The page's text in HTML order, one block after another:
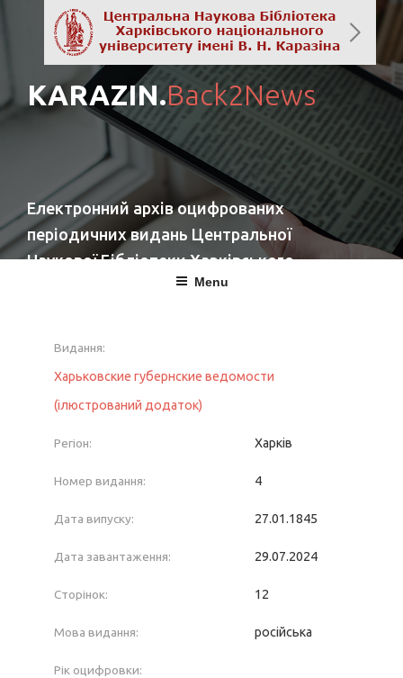
KARAZIN.Back2News
Електронний архів оцифрованих
періодичних видань Центральної
Наукової Бібліотеки Харківського
національного університету імені
повернутись
Menu
Видання:
Харьковские губернские ведомости
(ілюстрований додаток)
Регіон: Харків
Номер видання: 4
Дата випуску: 27.01.1845
Дата завантаження: 29.07.2024
Сторінок: 12
Мова видання: російська
Рік оцифровки: